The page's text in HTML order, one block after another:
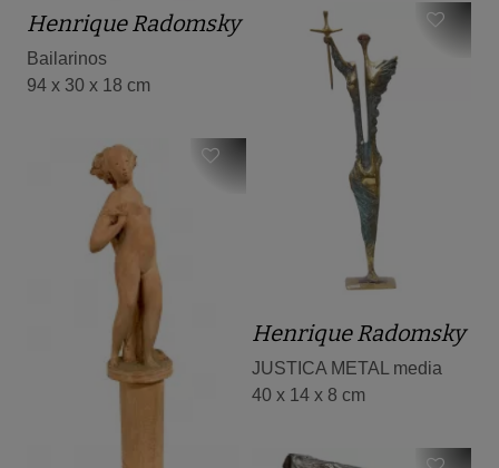
Henrique Radomsky
Bailarinos
94 x 30 x 18 cm
Henrique Radomsky
JUSTICA METAL media
40 x 14 x 8 cm